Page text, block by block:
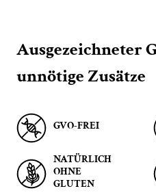
Ausgezeichneter
unnötige Zusätze
GVO-FREI
NATÜRLICH
OHNE
GLUTEN